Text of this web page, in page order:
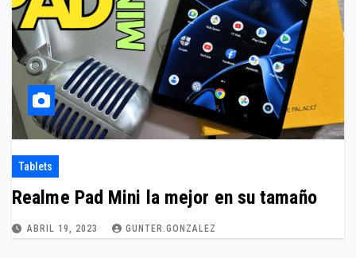
Tablets
Realme Pad Mini la mejor en su tamaño
ABRIL 19, 2023 GUNTER.GONZALEZ